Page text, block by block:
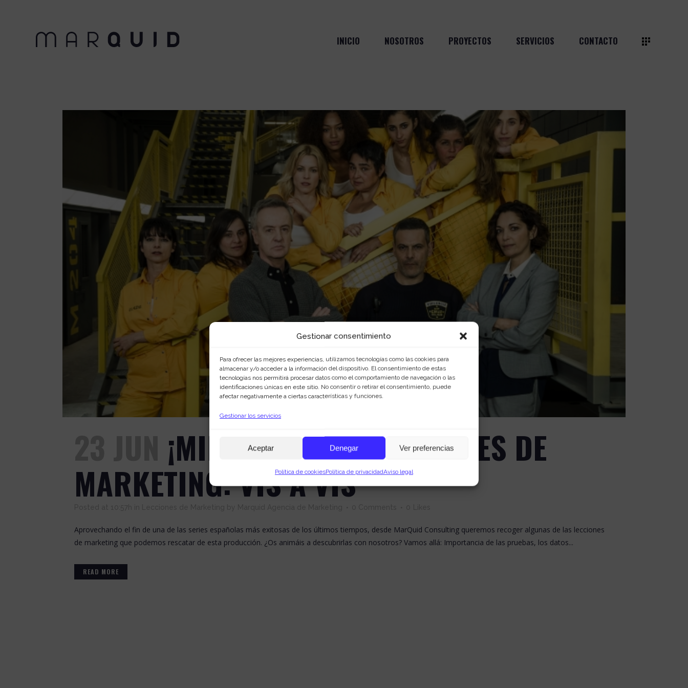
Gestionar consentimiento
Para ofrecer las mejores experiencias, utilizamos tecnologías como las cookies para
almacenar y/o acceder a la información del dispositivo. El consentimiento de estas
tecnologías nos permitirá procesar datos como el comportamiento de navegación o las
identificaciones únicas en este sitio. No consentir o retirar el consentimiento, puede
afectar negativamente a ciertas características y funciones.
Gestionar los servicios
Aceptar Denegar Ver preferencias
Política de cookiesPolítica de privacidadAviso legal
INICIO NOSOTROS PROYECTOS SERVICIOS CONTACTO
¡MIRA! AHÍ HAY LECCIONES DE
MARKETING: VIS A VIS
Aprovechando el fin de una de las series españolas más exitosas de los últimos tiempos, desde MarQuid Consulting queremos recoger algunas de las lecciones
de marketing que podemos rescatar de esta producción. ¿Os animáis a descubrirlas con nosotros? Vamos allá: Importancia de las pruebas, los datos...
READ MORE